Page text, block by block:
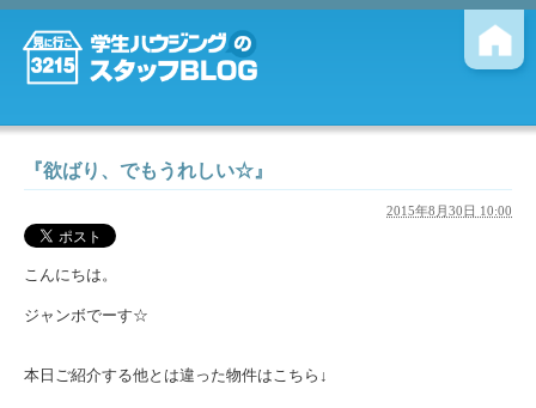
『欲ばり、でもうれしい☆』
2015年8月30日 10:00
こんにちは。
ジャンボでーす☆
本日ご紹介する他とは違った物件はこちら↓